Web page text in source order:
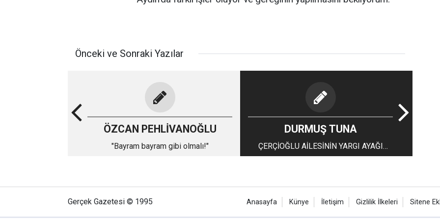
Önceki ve Sonraki Yazılar
ÖZCAN PEHLİVANOĞLU
"Bayram bayram gibi olmalı!"
DURMUŞ TUNA
ÇERÇİOĞLU AİLESİNİN YARGI AYAĞI
ARIKAN AİLESİ
Gerçek Gazetesi © 1995 Anasayfa Künye İletişim Gizlilik İlkeleri Sitene